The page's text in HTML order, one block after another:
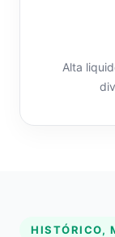
Alta
HISTÓRICO,